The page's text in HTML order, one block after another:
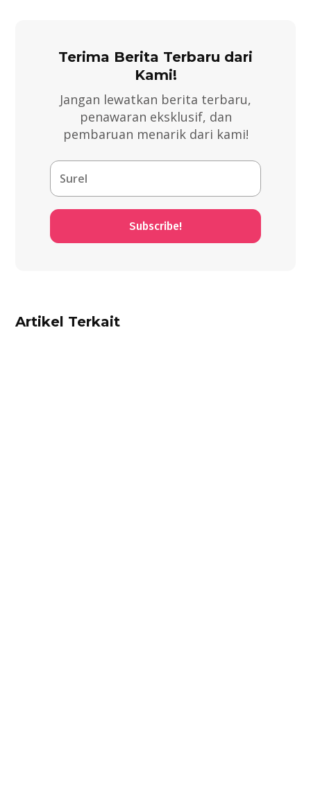
Terima Berita Terbaru dari
Kami!
Jangan lewatkan berita terbaru,
penawaran eksklusif, dan
pembaruan menarik dari kami!
Subscribe!
Artikel Terkait